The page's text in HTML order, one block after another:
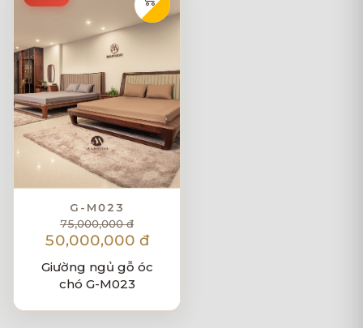
G-M023
75,000,000 đ
50,000,000 đ
Giường ngủ gỗ óc
chó G-M023